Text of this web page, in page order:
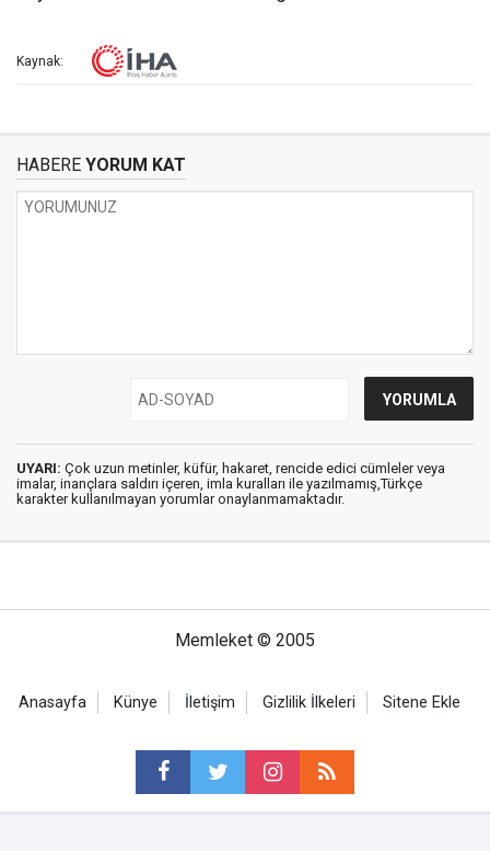
Kaynak:
HABERE YORUM KAT
UYARI: Çok uzun metinler, küfür, hakaret, rencide edici cümleler veya
imalar, inançlara saldırı içeren, imla kuralları ile yazılmamış,Türkçe
karakter kullanılmayan yorumlar onaylanmamaktadır.
Memleket © 2005
Anasayfa Künye İletişim Gizlilik İlkeleri Sitene Ekle